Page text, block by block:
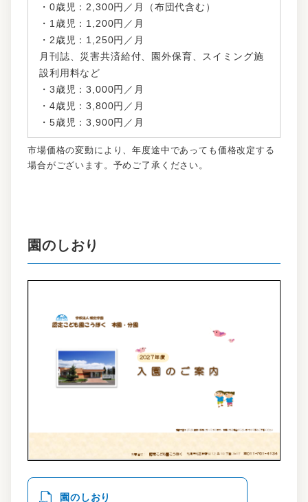
市場価格の変動により、年度途中であっても価格改定する
場合がございます。予めご了承ください。
・0歳児：2,300円／月（布団代含む）
・1歳児：1,200円／月
・2歳児：1,250円／月
月刊誌、災害共済給付、園外保育、スイミング施
設利用料など
・3歳児：3,000円／月
・4歳児：3,800円／月
・5歳児：3,900円／月
園のしおり
園のしおり